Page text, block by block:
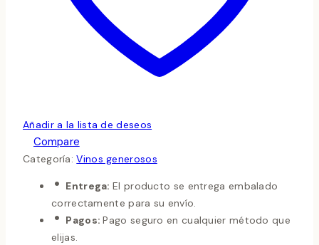
Añadir a la lista de deseos
Compare
Categoría:Vinos generosos
Entrega:El producto se entrega embalado
correctamente para su envío.
Pagos:Pago seguro en cualquier método que
elijas.